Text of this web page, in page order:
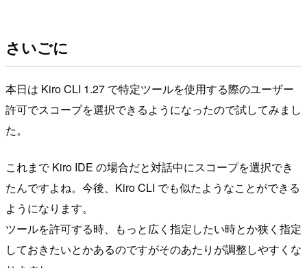
さいごに
本日は Kiro CLI 1.27 で特定ツールを使用する際のユーザー
許可でスコープを選択できるようになったので試してみまし
た。
これまで Kiro IDE の場合だと対話中にスコープを選択でき
たんですよね。今後、Kiro CLI でも似たようなことができる
ようになります。
ツールを許可する時、もっと広く指定したい時とか狭く指定
しておきたいとかあるのですがそのあたりが調整しやすくな